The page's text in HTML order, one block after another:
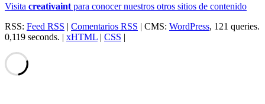
Visita creativaint para conocer nuestros otros sitios de contenido
RSS: Feed RSS | Comentarios RSS | CMS: WordPress, 121 queries.
0,119 seconds. | xHTML | CSS |